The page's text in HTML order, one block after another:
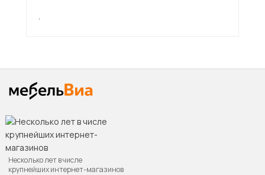
,
Несколько лет в числе
крупнейших интернет-магазинов